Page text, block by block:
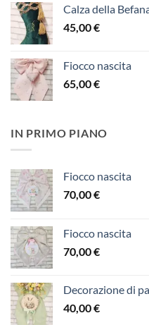
Calza della
45,00€
Fiocco nascita
65,00€
IN PRIMO PIANO
Fiocco nascita
70,00€
Fiocco nascita
70,00€
Decorazione di
40,00€